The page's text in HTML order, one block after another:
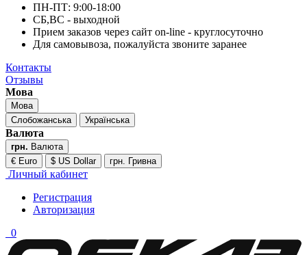
ПН-ПТ: 9:00-18:00
СБ,ВС - выходной
Прием заказов через сайт on-line - круглосуточно
Для самовывоза, пожалуйста звоните заранее
Контакты
Отзывы
Мова
Мова
Слобожанська
Українська
Валюта
грн. Валюта
€ Euro
$ US Dollar грн. Гривна
Личный кабинет
Регистрация
Авторизация
0